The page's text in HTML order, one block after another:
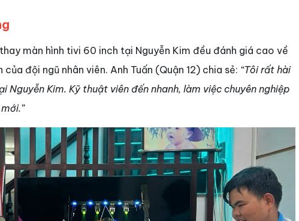
màn hình tivi 60 inch tại Nguyễn Kim đều đánh giá cao về
đội ngũ nhân viên. Anh Tuấn (Quận 12) chia sẻ: “Tôi rất hài
Nguyễn Kim. Kỹ thuật viên đến nhanh, làm việc chuyên nghiệp